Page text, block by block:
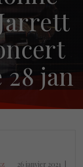
jan
26 janvier 2021